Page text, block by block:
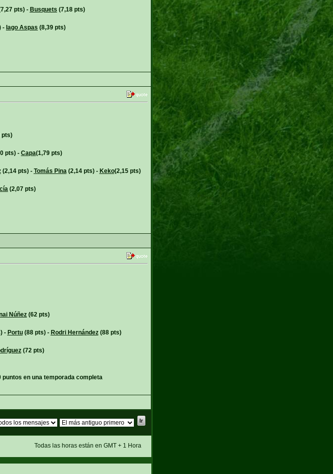
pts) - Busquets (7,18 pts)
- Iago Aspas (8,39 pts)
pts)
pts) - Capa(1,79 pts)
(2,14 pts) - Tomás Pina(2,14 pts) - Keko(2,15 pts)
(2,07 pts)
Núñez (62 pts)
- Portu(88 pts) - Rodri Hernández(88 pts)
(72 pts)
en una temporada completa
Todas las horas están en GMT + 1 Hora